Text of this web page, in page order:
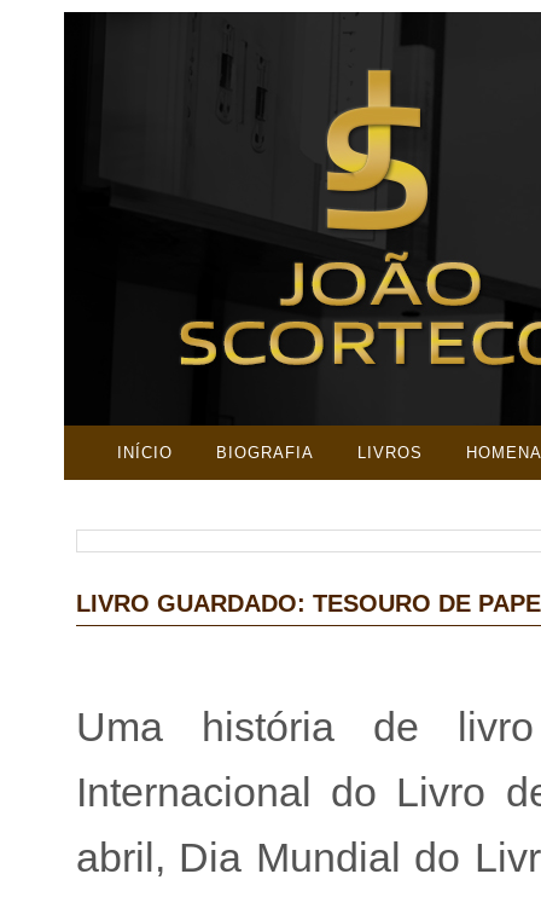
INÍCIO BIOGRAFIA LIVROS
LIVRO GUARDADO: TESOURO DE
Uma história de
Internacional do Livro
abril, Dia Mundial do